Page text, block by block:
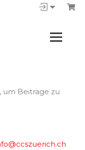
um Beiträge zu